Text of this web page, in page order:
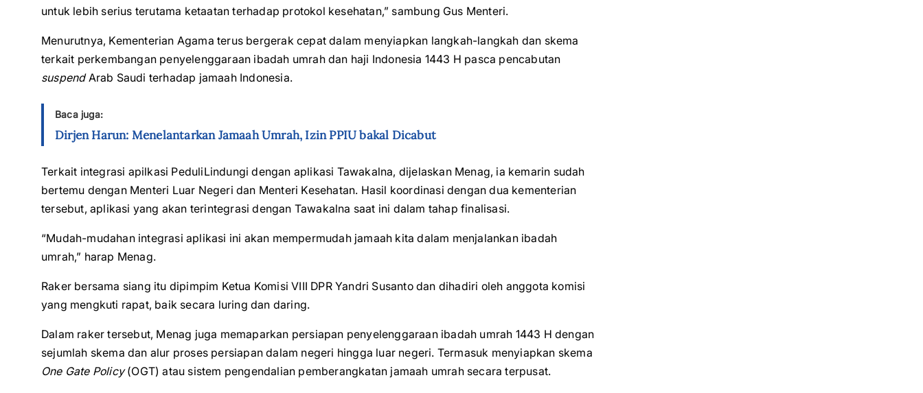
untuk lebih serius terutama ketaatan terhadap protokol kesehatan,” sambung Gus Menteri.
Menurutnya, Kementerian Agama terus bergerak cepat dalam menyiapkan langkah-langkah dan skema
terkait perkembangan penyelenggaraan ibadah umrah dan haji Indonesia 1443 H pasca pencabutan
suspendArab Saudi terhadap jamaah Indonesia.
Baca juga:
Dirjen Harun: Menelantarkan Jamaah Umrah, Izin PPIU bakal Dicabut
Terkait integrasi apilkasi PeduliLindungi dengan aplikasi Tawakalna, dijelaskan Menag, ia kemarin sudah
bertemu dengan Menteri Luar Negeri dan Menteri Kesehatan. Hasil koordinasi dengan dua kementerian
tersebut, aplikasi yang akan terintegrasi dengan Tawakalna saat ini dalam tahap finalisasi.
“Mudah-mudahan integrasi aplikasi ini akan mempermudah jamaah kita dalam menjalankan ibadah
umrah,” harap Menag.
Raker bersama siang itu dipimpim Ketua Komisi VIII DPR Yandri Susanto dan dihadiri oleh anggota komisi
yang mengkuti rapat, baik secara luring dan daring.
Dalam raker tersebut, Menag juga memaparkan persiapan penyelenggaraan ibadah umrah 1443 H dengan
sejumlah skema dan alur proses persiapan dalam negeri hingga luar negeri. Termasuk menyiapkan skema
One Gate Policy(OGT) atau sistem pengendalian pemberangkatan jamaah umrah secara terpusat.